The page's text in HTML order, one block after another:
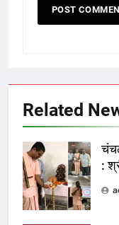
Related
: